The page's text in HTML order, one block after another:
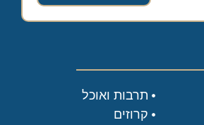
תרבות ואוכל
קרוזים